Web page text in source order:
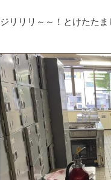
ジリリリ～～！とけたた